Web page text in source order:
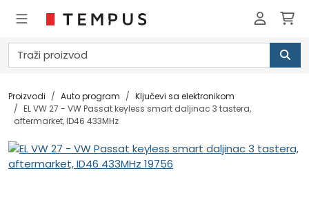
Proizvodi Auto program
Ključevi sa elektronikom
EL VW 27 - VW Passat keyless smart daljinac 3 tastera,
aftermarket, ID46 433MHz